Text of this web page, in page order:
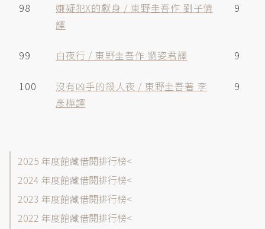
98
嫌疑犯X的獻身 / 東野圭吾作 劉子倩
譯
9
99 白夜行 / 東野圭吾作 劉姿君譯 9
100
沒有凶手的殺人夜 / 東野圭吾著 李
彥樺譯
9
館
目
錄-
借
2025 年度館藏借閱排行榜
2024 年度館藏借閱排行榜
2023 年度館藏借閱排行榜
2022 年度館藏借閱排行榜